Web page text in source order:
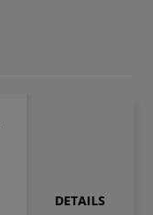
DETAILS